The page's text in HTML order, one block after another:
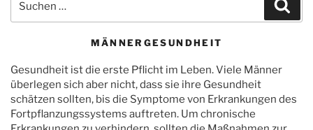
MÄNNERGESUNDHEIT
Gesundheit ist die erste Pflicht im Leben. Viele Männer
überlegen sich aber nicht, dass sie ihre Gesundheit
schätzen sollten, bis die Symptome von Erkrankungen des
Fortpflanzungssystems auftreten. Um chronische